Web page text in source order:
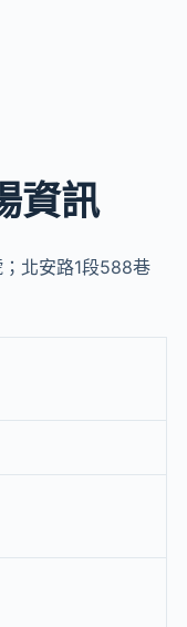
資訊
北安路1段588巷